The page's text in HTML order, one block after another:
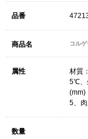
コル
材質
5℃、
(mm)
5、